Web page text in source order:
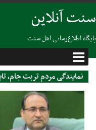
سنت آنلاین
پایگاه اطلاع‌رسانی اهل سنت
نمایندگی مردم تربت جام،